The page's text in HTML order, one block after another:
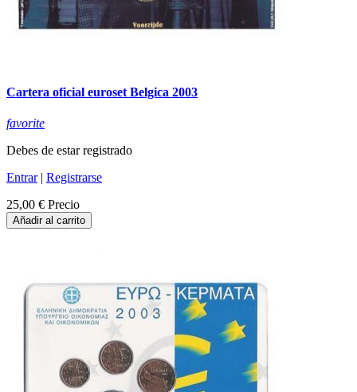
Cartera oficial euroset Belgica 2003
favorite
Debes de estar registrado
Entrar| Registrarse
25,00 € Precio
Añadir al carrito